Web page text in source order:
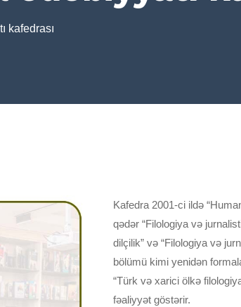
kafedrası
Kafedra 2001-ci ildə
qədər “Filologiya və
dilçilik” və “Filologiya və
bölümü kimi yenidən
“Türk və xarici ölkə
fəaliyyət göstərir.